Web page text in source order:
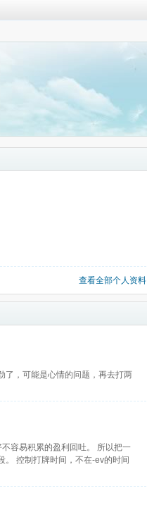
查看全部个人资料
了，可能是心情的问题，再去打两
容易积累的盈利回吐。 所以把一
。 控制打牌时间，不在-ev的时间